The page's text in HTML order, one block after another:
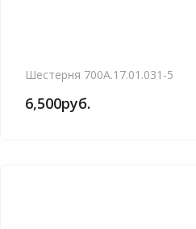
Шестерня 700А.17.01.031-5
6,500руб.